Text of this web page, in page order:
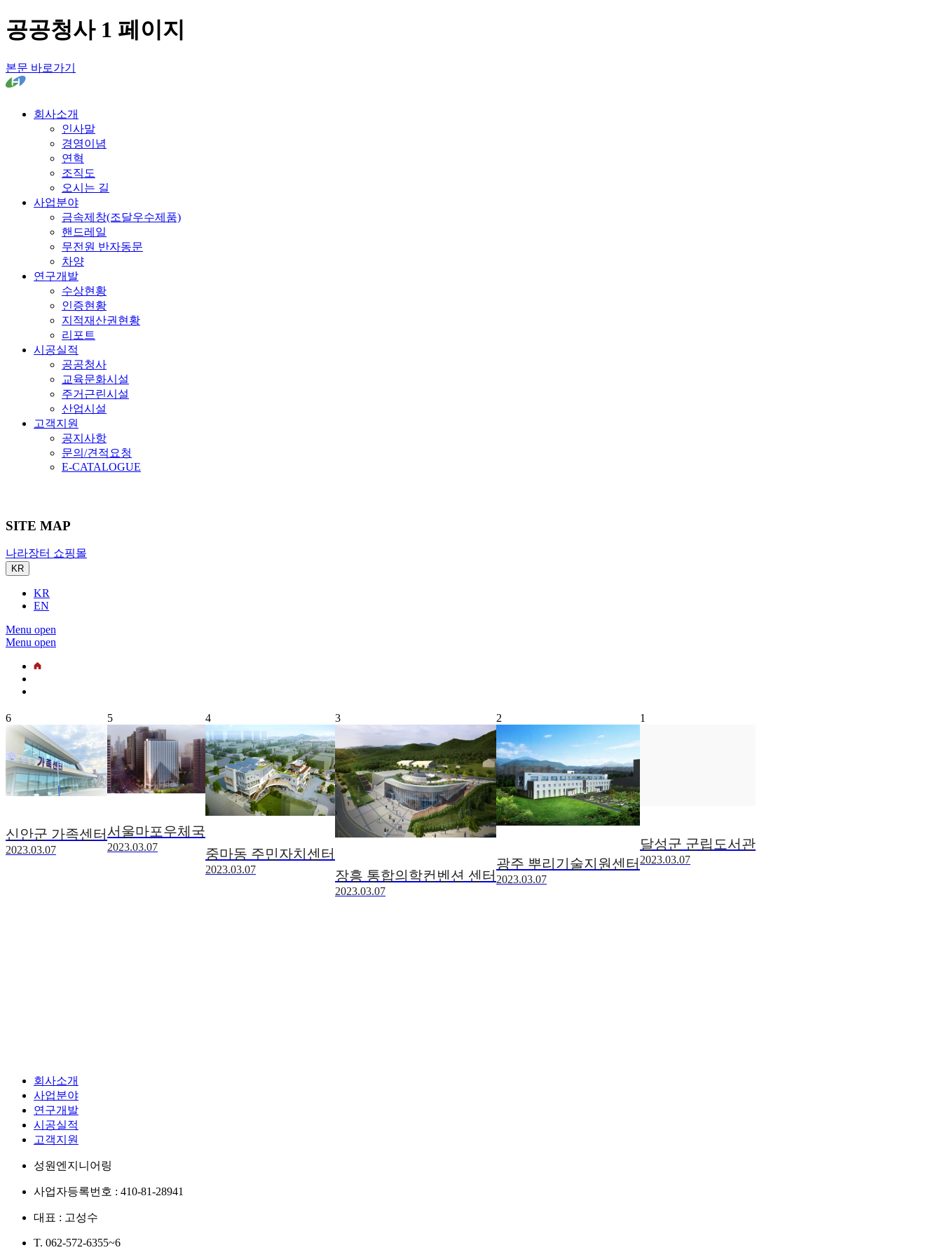
공공청사 1 페이지
본문 바로가기
회사소개
인사말
경영이념
연혁
조직도
오시는 길
사업분야
금속제창(조달우수제품)
핸드레일
무전원 반자동문
차양
연구개발
수상현황
인증현황
지적재산권현황
리포트
시공실적
공공청사
교육문화시설
주거근린시설
산업시설
고객지원
공지사항
문의/견적요청
E-CATALOGUE
SITE MAP
나라장터 쇼핑몰
KR
KR
EN
Menu open
Menu open
6
신안군 가족센터
2023.03.07
5
서울마포우체국
2023.03.07
4
중마동 주민자치센터
2023.03.07
3
장흥 통합의학컨벤션 센터
2023.03.07
2
광주 뿌리기술지원센터
2023.03.07
1
달성군 군립도서관
2023.03.07
회사소개
사업분야
연구개발
시공실적
고객지원
성원엔지니어링
사업자등록번호 : 410-81-28941
대표 : 고성수
T. 062-572-6355~6